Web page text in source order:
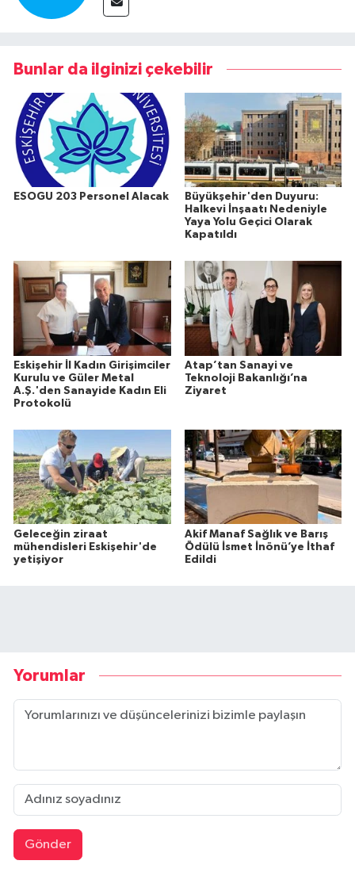
Bunlar da ilginizi çekebilir
ESOGU 203 Personel Alacak
Büyükşehir'den Duyuru:
Halkevi İnşaatı Nedeniyle
Yaya Yolu Geçici Olarak
Kapatıldı
Eskişehir İl Kadın Girişimciler
Kurulu ve Güler Metal
A.Ş.'den Sanayide Kadın Eli
Protokolü
Atap’tan Sanayi ve
Teknoloji Bakanlığı’na
Ziyaret
Geleceğin ziraat
mühendisleri Eskişehir'de
yetişiyor
Akif Manaf Sağlık ve Barış
Ödülü İsmet İnönü’ye İthaf
Edildi
Yorumlar
Gönder